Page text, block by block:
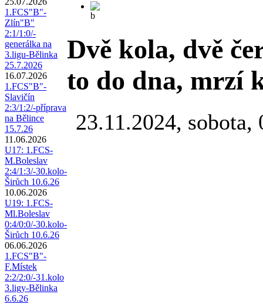
1.FCS"B"-
Zlín"B"
2:1/1:0/-
generálka na
3.ligu-Bělinka
25.7.2026
16.07.2026
1.FCS"B"-
Slavičín
2:3/1:2/-příprava
na Bělince
15.7.26
11.06.2026
U17: 1.FCS-
M.Boleslav
2:4/1:3/-30.kolo-
Širůch 10.6.26
10.06.2026
U19: 1.FCS-
Ml.Boleslav
0:4/0:0/-30.kolo-
Širůch 10.6.26
06.06.2026
1.FCS"B"-
F.Místek
2:2/2:0/-31.kolo
3.ligy-Bělinka
6.6.26
Dvě kola, dvě
to do dna, mrzí
23.11.2024, sobota,